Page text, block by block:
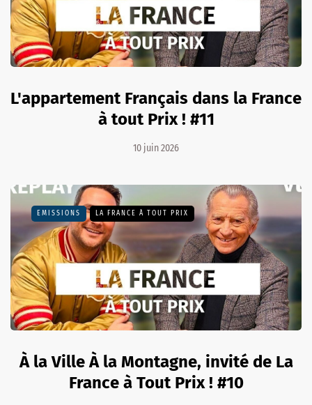
L'appartement Français dans la France
à tout Prix ! #11
10 juin 2026
EMISSIONS LA FRANCE À TOUT PRIX
À la Ville À la Montagne, invité de La
France à Tout Prix ! #10